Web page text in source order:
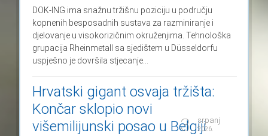
DOK-ING ima snažnu tržišnu poziciju u području
kopnenih besposadnih sustava za razminiranje i
djelovanje u visokorizičnim okruženjima. Tehnološka
grupacija Rheinmetall sa sjedištem u Düsseldorfu
uspješno je dovršila stjecanje...
3. srpanj
2026.
Hrvatski gigant osvaja tržišta:
Končar sklopio novi
višemilijunski posao u Belgiji